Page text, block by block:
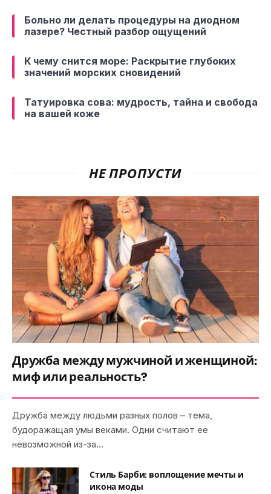
Больно ли делать процедуры на диодном
лазере? Честный разбор ощущений
К чему снится море: Раскрытие глубоких
значений морских сновидений
Татуировка сова: мудрость, тайна и свобода
на вашей коже
НЕ ПРОПУСТИ
Дружба между мужчиной и женщиной:
миф или реальность?
Дружба между людьми разных полов – тема,
будоражащая умы веками. Одни считают ее
невозможной из-за…
Стиль Барби: воплощение мечты и
икона моды